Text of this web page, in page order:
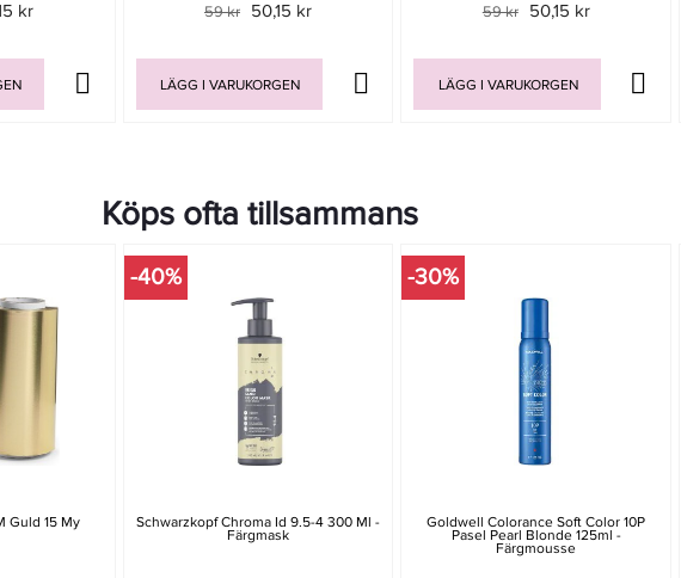
kr 59 kr 50,15 kr
LÄGG I VARUKORGEN
59 kr 50,15 kr
LÄGG I VARUKORGEN
Köps ofta tillsammans
Guld 15 My
-40%
Schwarzkopf Chroma Id 9.5-4 300 Ml -
Färgmask
-30%
Goldwell Colorance Soft Color 10P
Pasel Pearl Blonde 125ml -
Färgmousse